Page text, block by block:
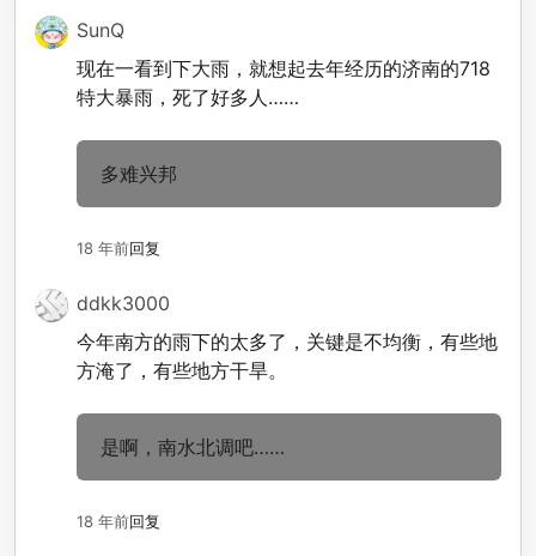
SunQ
现在一看到下大雨，就想起去年经历的济南的718
特大暴雨，死了好多人……
多难兴邦
18 年前回复
ddkk3000
今年南方的雨下的太多了，关键是不均衡，有些地
方淹了，有些地方干旱。
是啊，南水北调吧……
18 年前回复